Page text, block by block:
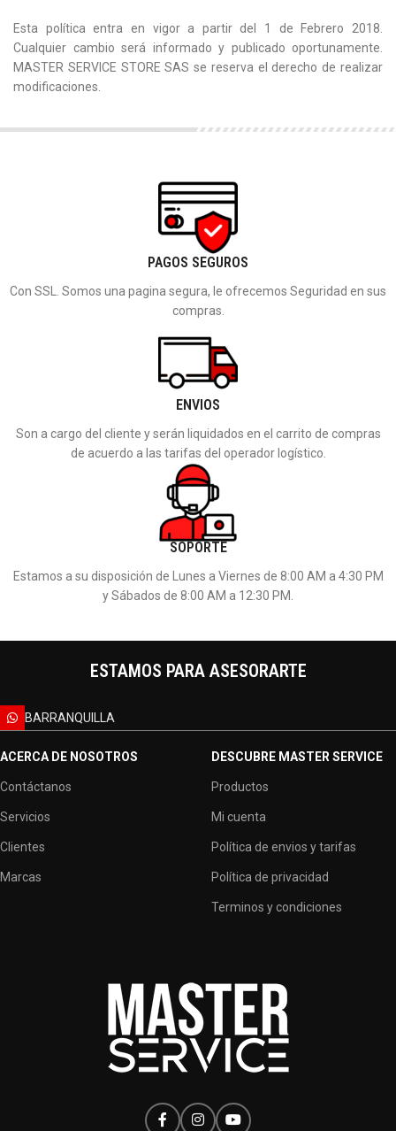
Esta política entra en vigor a partir del 1 de Febrero 2018.
Cualquier cambio será informado y publicado oportunamente.
MASTER SERVICE STORE SAS se reserva el derecho de realizar
modificaciones.
PAGOS SEGUROS
Con SSL. Somos una pagina segura, le ofrecemos Seguridad en sus
compras.
ENVIOS
Son a cargo del cliente y serán liquidados en el carrito de compras
de acuerdo a las tarifas del operador logístico.
SOPORTE
Estamos a su disposición de Lunes a Viernes de 8:00 AM a 4:30 PM
y Sábados de 8:00 AM a 12:30 PM.
ESTAMOS PARA ASESORARTE
BARRANQUILLA
ACERCA DE NOSOTROS
Contáctanos
Servicios
Clientes
Marcas
DESCUBRE MASTER SERVICE
Productos
Mi cuenta
Política de envios y tarifas
Política de privacidad
Terminos y condiciones